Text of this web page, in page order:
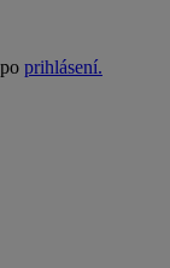
prihlásení.